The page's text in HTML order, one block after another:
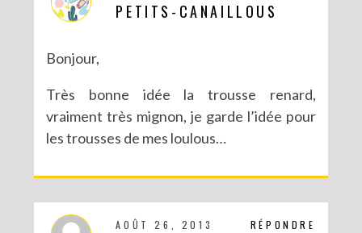
DIY : POTS À SUCCULENTES FURIEUSEMENT MARBRÉS (BATTLE #17)
PETITS-CANAILLOUS
Bonjour,
Très bonne idée la trousse renard,
vraiment très mignon, je garde l’idée pour
les trousses de mes loulous…
RÉPONDRE
AOÛT 26, 2013